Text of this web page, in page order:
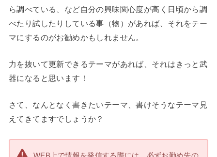
ら調べている、など自分の興味関心度が高く日頃から調
べたり試したりしている事（物）があれば、それをテー
マにするのがお勧めかもしれません。
力を抜いて更新できるテーマがあれば、それはきっと武
器になると思います！
さて、なんとなく書きたいテーマ、書けそうなテーマ見
えてきてますでしょうか？
WEB上で情報を発信する際には、必ずお勤め先の